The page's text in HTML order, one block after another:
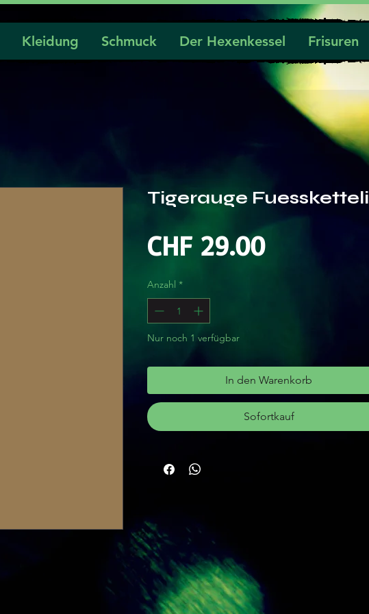
Kleidung Schmuck Der Hexenkessel Frisuren
Tigerauge Fuessketteli
CHF 29.00Preis
Anzahl *
Nur noch 1 verfügbar
In den Warenkorb
Sofortkauf